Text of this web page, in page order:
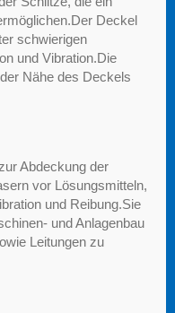
Deckel
schwierigen
und Vibration.Die
Nähe des Deckels
Abdeckung der
vor Lösungsmitteln,
und Reibung.Sie
und Anlagenbau
Leitungen zu